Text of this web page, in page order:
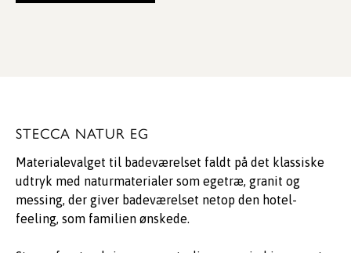
STECCA NATUR EG
Materialevalget til badeværelset faldt på det klassiske
udtryk med naturmaterialer som egetræ, granit og
messing, der giver badeværelset netop den hotel-
feeling, som familien ønskede.